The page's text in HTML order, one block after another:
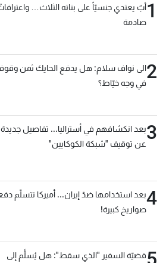
1أبٌ يعتدي جنسيّاً على بناته الثلاث…
صادمة
2الى نواف سلام: هل يدفع الحايك ثمن
في وجه خيّاط؟
3بعد انكشافهم في أستراليا... تفاصيل جديدة
عن توقيف "شبكة الكوكايين"
4بعد استخدامها ضدّ إيران... أميركا تتسلّم
صواريخ كبيرة!
قضيّة السفير "الذي سقط": هل يُسلَّم إلى
لاعلاناتكم
شروط
سياسة